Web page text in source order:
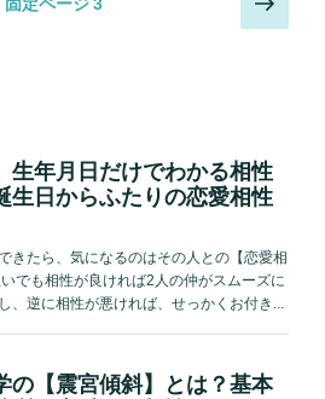
固定ページ3
の